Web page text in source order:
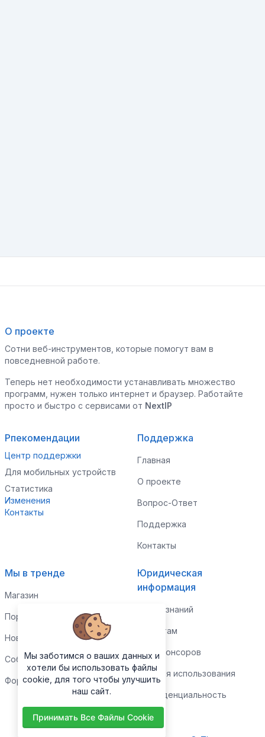
О проекте
Сотни веб-инструментов, которые помогут вам в
повседневной работе.
Теперь нет необходимости устанавливать множество
программ, нужен только интернет и браузер. Работайте
просто и быстро с сервисами от NextIP
Рпекомендации
Центр поддержки
Для мобильных устройств
Статистика
Изменения
Контакты
Поддержка
Главная
О проекте
Вопрос-Ответ
Поддержка
Контакты
Мы в тренде
Магазин
Портфолио
Новости
События
Форум
Юридическая
информация
Центр знаний
Клиентам
Для спонсоров
Условия использования
Конфиденциальность
Мы заботимся о ваших данных и
хотели бы использовать файлы
cookie, для того чтобы улучшить
наш сайт.
Принимать Все Файлы Cookie